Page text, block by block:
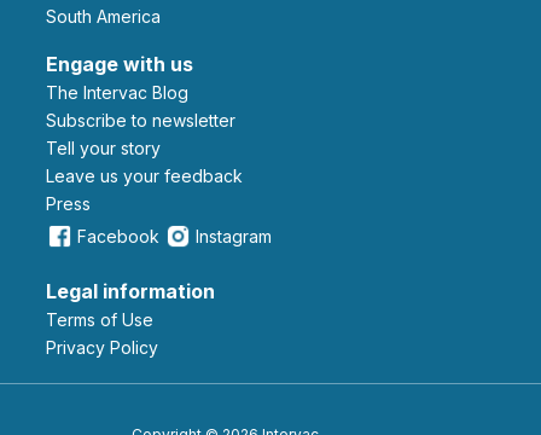
South America
Engage with us
The Intervac Blog
Subscribe to newsletter
Tell your story
leave us your feedback
Press
Facebook
Instagram
Legal information
Terms of Use
Privacy Policy